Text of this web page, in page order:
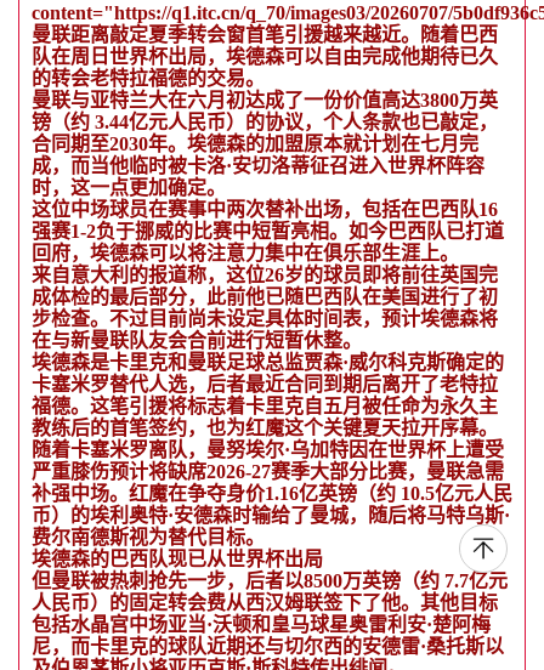
content="https://q1.itc.cn/q_70/images03/20260707/
曼联距离敲定夏季转会窗首笔引援越来越近。随着巴西
队在周日世界杯出局，埃德森可以自由完成他期待已久
的转会老特拉福德的交易。
曼联与亚特兰大在六月初达成了一份价值高达3800万英
镑（约 3.44亿元人民币）的协议，个人条款也已敲定，
合同期至2030年。埃德森的加盟原本就计划在七月完
成，而当他临时被卡洛·安切洛蒂征召进入世界杯阵容
时，这一点更加确定。
这位中场球员在赛事中两次替补出场，包括在巴西队16
强赛1-2负于挪威的比赛中短暂亮相。如今巴西队已打道
回府，埃德森可以将注意力集中在俱乐部生涯上。
来自意大利的报道称，这位26岁的球员即将前往英国完
成体检的最后部分，此前他已随巴西队在美国进行了初
步检查。不过目前尚未设定具体时间表，预计埃德森将
在与新曼联队友会合前进行短暂休整。
埃德森是卡里克和曼联足球总监贾森·威尔科克斯确定的
卡塞米罗替代人选，后者最近合同到期后离开了老特拉
福德。这笔引援将标志着卡里克自五月被任命为永久主
教练后的首笔签约，也为红魔这个关键夏天拉开序幕。
随着卡塞米罗离队，曼努埃尔·乌加特因在世界杯上遭受
严重膝伤预计将缺席2026-27赛季大部分比赛，曼联急需
补强中场。红魔在争夺身价1.16亿英镑（约 10.5亿元人民
币）的埃利奥特·安德森时输给了曼城，随后将马特乌斯·
费尔南德斯视为替代目标。
埃德森的巴西队现已从世界杯出局
但曼联被热刺抢先一步，后者以8500万英镑（约 7.7亿元
人民币）的固定转会费从西汉姆联签下了他。其他目标
包括水晶宫中场亚当·沃顿和皇马球星奥雷利安·楚阿梅
尼，而卡里克的球队近期还与切尔西的安德雷·桑托斯以